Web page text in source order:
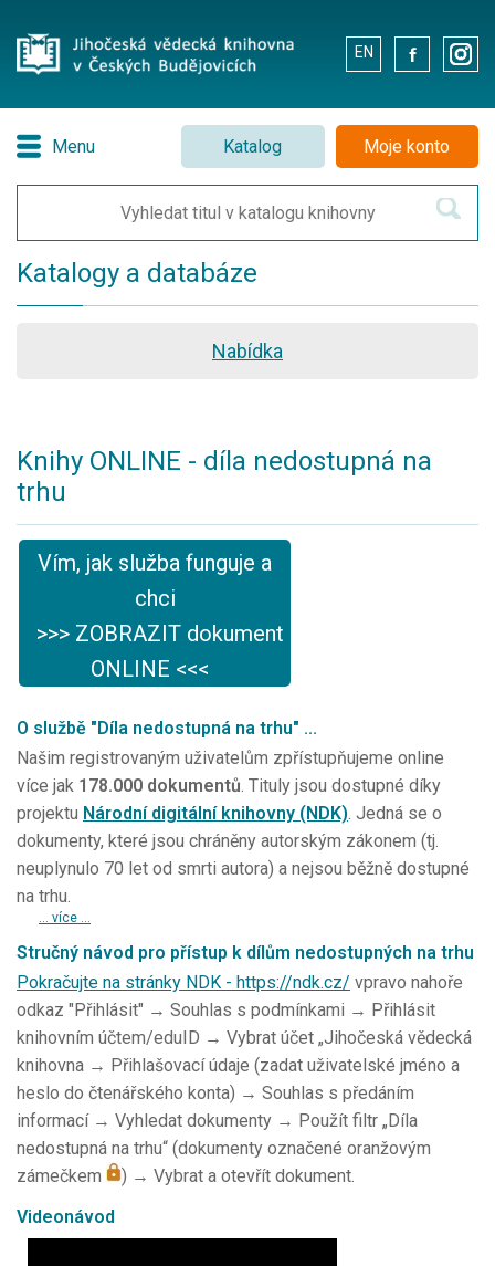
EN . .
Menu Katalog Moje konto
Katalogy a databáze
Nabídka
Knihy ONLINE - díla nedostupná na
trhu
Vím, jak služba funguje a
chci
>>> ZOBRAZIT dokument
ONLINE <<<
O službě "Díla nedostupná na trhu" ...
Našim registrovaným uživatelům zpřístupňujeme online
více jak 178.000 dokumentů. Tituly jsou dostupné díky
projektu Národní digitální knihovny (NDK). Jedná se o
dokumenty, které jsou chráněny autorským zákonem (tj.
neuplynulo 70 let od smrti autora) a nejsou běžně dostupné
na trhu.
... více ...
Stručný návod pro přístup k dílům nedostupných na trhu
Pokračujte na stránky NDK - https://ndk.cz/ vpravo nahoře
odkaz "Přihlásit" → Souhlas s podmínkami → Přihlásit
knihovním účtem/eduID → Vybrat účet „Jihočeská vědecká
knihovna → Přihlašovací údaje (zadat uživatelské jméno a
heslo do čtenářského konta) → Souhlas s předáním
informací → Vyhledat dokumenty → Použít filtr „Díla
nedostupná na trhu“ (dokumenty označené oranžovým
zámečkem
) → Vybrat a otevřít dokument.
Videonávod